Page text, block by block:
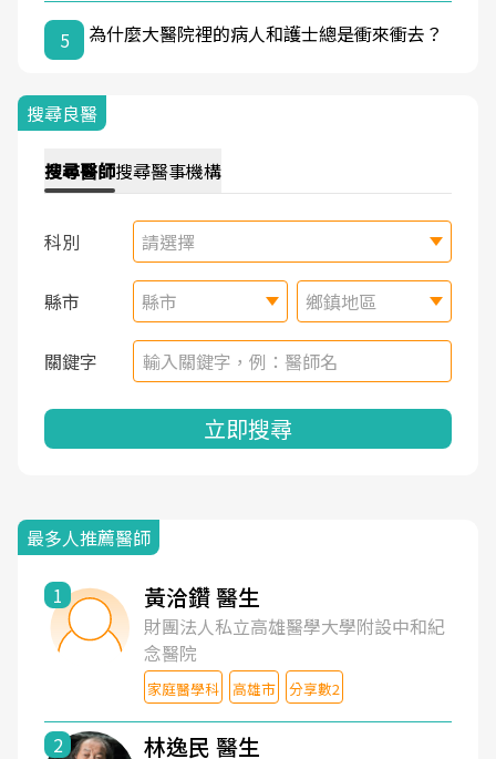
5 為什麼大醫院裡的病人和護士總是衝來衝去？
搜尋良醫
搜尋醫師搜尋醫事機構
科別 請選擇
縣市 縣市 鄉鎮地區
關鍵字
立即搜尋
最多人推薦醫師
1 黃洽鑽 醫生
財團法人私立高雄醫學大學附設中和紀
念醫院
家庭醫學科 高雄市 分享數2
2 林逸民 醫生